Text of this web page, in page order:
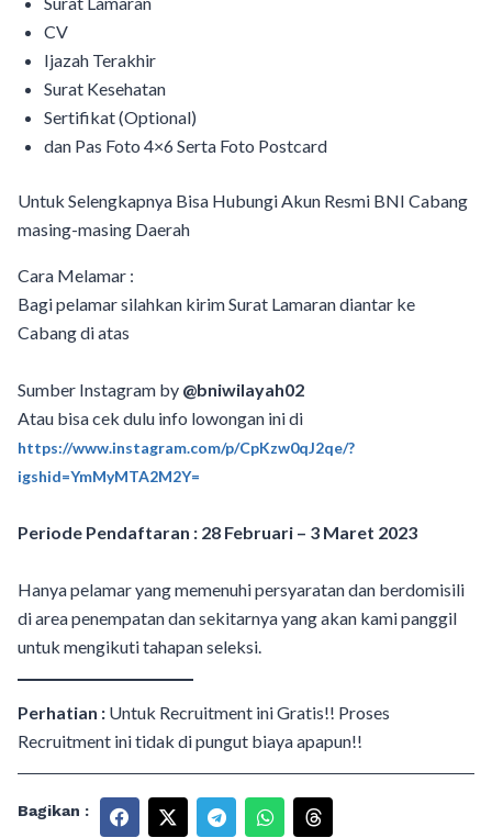
CV
Ijazah Terakhir
Surat Kesehatan
Sertifikat (Optional)
dan Pas Foto 4×6 Serta Foto Postcard
Untuk Selengkapnya Bisa Hubungi Akun Resmi BNI Cabang
masing-masing Daerah
Cara Melamar :
Bagi pelamar silahkan kirim Surat Lamaran diantar ke
Cabang di atas
Sumber Instagram by @bniwilayah02
Atau bisa cek dulu info lowongan ini di
https://www.instagram.com/p/CpKzw0qJ2qe/?
igshid=YmMyMTA2M2Y=
Periode Pendaftaran : 28 Februari – 3 Maret 2023
Hanya pelamar yang memenuhi persyaratan dan berdomisili
di area penempatan dan sekitarnya yang akan kami panggil
untuk mengikuti tahapan seleksi.
Perhatian : Untuk Recruitment ini Gratis!! Proses
Recruitment ini tidak di pungut biaya apapun!!
Bagikan :